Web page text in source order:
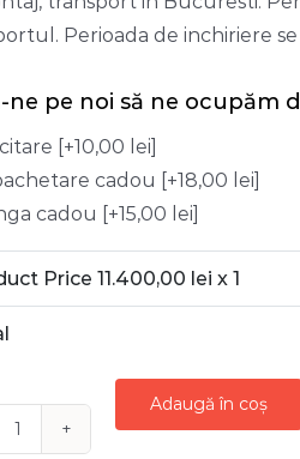
Perioada de inchiriere
ne pe noi să ne ocupăm
[+10,00 lei]
cadou [+18,00 lei]
cadou [+15,00 lei]
Price 11.400,00 lei x 1
Adaugă în coș